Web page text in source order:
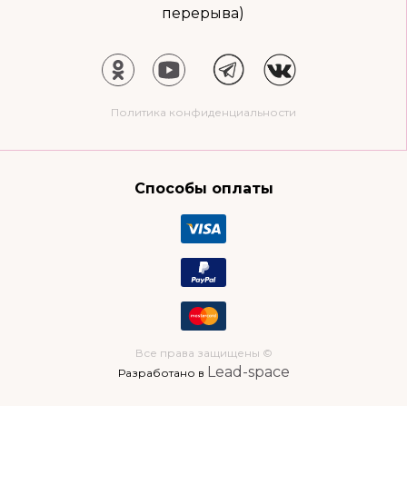
перерыва)
Политика конфиденциальности
Способы оплаты
Все права защищены ©
Разработано в Lead-space